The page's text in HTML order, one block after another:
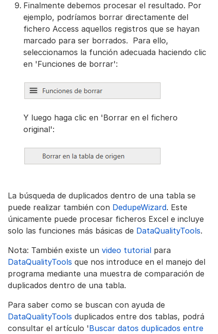
Finalmente debemos procesar el resultado. Por
ejemplo, podríamos borrar directamente del
fichero Access aquellos registros que se hayan
marcado para ser borrados. Para ello,
seleccionamos la función adecuada haciendo clic
en 'Funciones de borrar':
Y luego haga clic en 'Borrar en el fichero
original':
La búsqueda de duplicados dentro de una tabla se
puede realizar también con DedupeWizard. Este
únicamente puede procesar ficheros Excel e incluye
solo las funciones más básicas de DataQualityTools.
Nota: También existe un video tutorial para
DataQualityTools que nos introduce en el manejo del
programa mediante una muestra de comparación de
duplicados dentro de una tabla.
Para saber como se buscan con ayuda de
DataQualityTools duplicados entre dos tablas, podrá
consultar el artículo 'Buscar datos duplicados entre